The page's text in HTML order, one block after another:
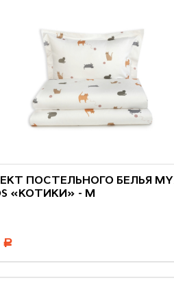
ПОСТЕЛЬНОГО БЕЛЬЯ
«КОТИКИ» - M
руб.